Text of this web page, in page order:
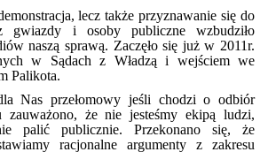
lecz także przyznawanie się do
gwiazdy i osoby publiczne wzbudziło
naszą sprawą. Zaczęło się już w 2011r.
w Sądach z Władzą i wejściem we
Palikota.
Nas przełomowy jeśli chodzi o odbiór
zauważono, że nie jesteśmy ekipą ludzi,
palić publicznie. Przekonano się, że
racjonalne argumenty z zakresu